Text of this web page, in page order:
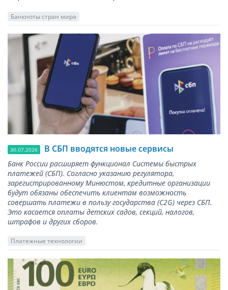
Банкноты стран мира
30.07.2026 В СБП вводятся новые сервисы
Банк России расширяет функционал Системы быстрых
платежей (СБП). Согласно указанию регулятора,
зарегистрированному Минюстом, кредитные организации
будут обязаны обеспечить клиентам возможность
совершать платежи в пользу государства (С2G) через СБП.
Это касается оплаты детских садов, секций, налогов,
штрафов и других сборов.
Платежные технологии